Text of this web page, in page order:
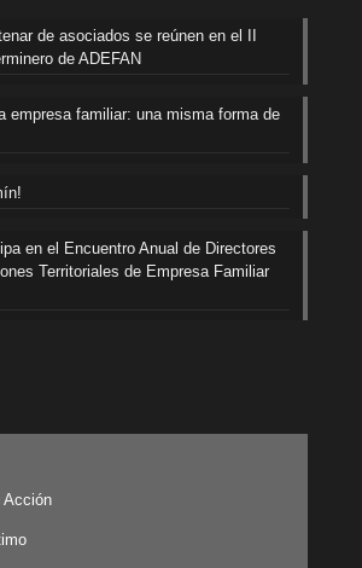
de asociados se reúnen en el II
de ADEFAN
empresa familiar: una misma forma de
en el Encuentro Anual de Directores
Territoriales de Empresa Familiar
Acción